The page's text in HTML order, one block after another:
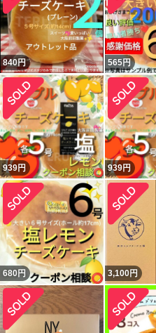
840円 565円
939円 939円
680 円 3,100円